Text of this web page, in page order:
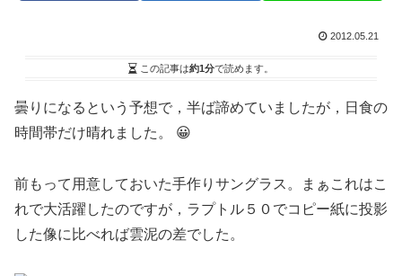
2012.05.21
この記事は約1分で読めます。
曇りになるという予想で，半ば諦めていましたが，日食の
時間帯だけ晴れました。 😀
前もって用意しておいた手作りサングラス。まぁこれはこ
れで大活躍したのですが，ラプトル５０でコピー紙に投影
した像に比べれば雲泥の差でした。